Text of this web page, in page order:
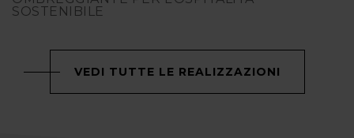
SOSTENIBILE
VEDI TUTTE LE REALIZZAZIONI